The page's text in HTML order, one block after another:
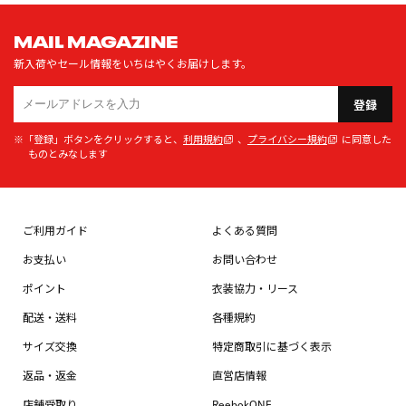
MAIL MAGAZINE
新入荷やセール情報をいちはやくお届けします。
登録
※「登録」ボタンをクリックすると、 利用規約 、 プライバシー規約
に同意した
ものとみなします
ご利用ガイド
お支払い
ポイント
配送・送料
サイズ交換
返品・返金
よくある質問
お問い合わせ
衣装協力・リース
各種規約
特定商取引に基づく表示
直営店情報